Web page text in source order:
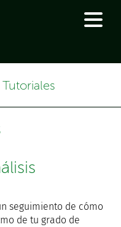
Tutoriales
seguimiento de cómo
de tu grado de